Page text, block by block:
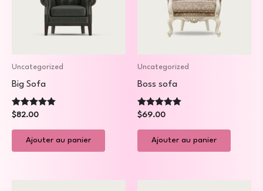
Uncategorized
Big Sofa
Note
sur 5
$82.00
Ajouter au panier
Uncategorized
Boss sofa
Note
sur 5
$69.00
Ajouter au panier